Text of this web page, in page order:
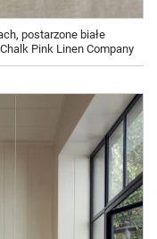
postarzone białe
Pink Linen Company